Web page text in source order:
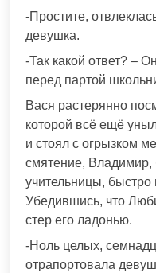
-Простите,
девушка.
-Так какой ответ? –
перед партой
Вася растерянно
которой всё ещё
и стоял с огрызком
смятение, Владимир,
учительницы, быстро
Убедившись, что
стер его ладонью.
-Ноль целых,
отрапортовала